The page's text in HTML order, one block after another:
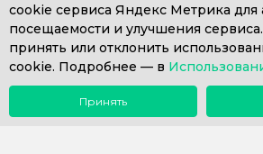
+7 (499) 653-71-10+7
+7 (812) 409-43-26Пн. – Пт.
info@1eska.ru
cookie сервиса Яндекс Метрика для
посещаемости и улучшения
принять или отклонить
cookie. Подробнее — в
Принять